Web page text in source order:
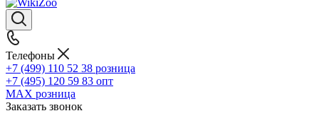
Телефоны
+7 (499) 110 52 38 розница
+7 (495) 120 59 83 опт
MAX розница
Заказать звонок